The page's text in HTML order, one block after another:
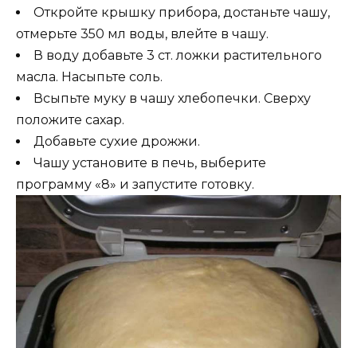
Откройте крышку прибора, достаньте чашу,
отмерьте 350 мл воды, влейте в чашу.
В воду добавьте 3 ст. ложки растительного
масла. Насыпьте соль.
Всыпьте муку в чашу хлебопечки. Сверху
положите сахар.
Добавьте сухие дрожжи.
Чашу установите в печь, выберите
программу «8» и запустите готовку.